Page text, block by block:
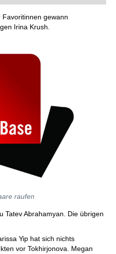
gewann
Irina Krush.
raufen
Tatev Abrahamyan. Die übrigen
Yip hat sich nichts
vor Tokhirjonova. Megan